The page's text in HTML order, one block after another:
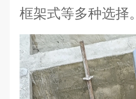
框架式等多种选择。